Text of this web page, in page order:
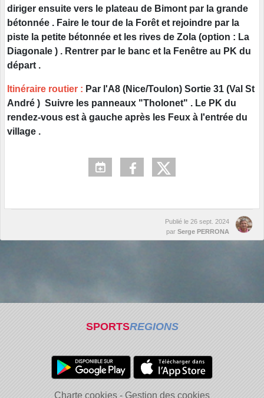
diriger ensuite vers le plateau de Bimont par la grande
bétonnée . Faire le tour de la Forêt et rejoindre par la
piste la petite bétonnée et les rives de Zola (option : La
Diagonale ) . Rentrer par le banc et la Fenêtre au PK du
départ .
Itinéraire routier : Par l'A8 (Nice/Toulon) Sortie 31 (Val St
André ) Suivre les panneaux "Tholonet" . Le PK du
rendez-vous est à gauche après les Feux à l'entrée du
village .
Publié le 26 sept. 2024
par Serge PERRONA
SPORTSREGIONS
Charte cookies Gestion des cookies